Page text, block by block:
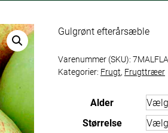
Gulgrønt efterårsæble
Varenummer (SKU):
Kategorier: Frugt, Frugttræer
Alder
Størrelse